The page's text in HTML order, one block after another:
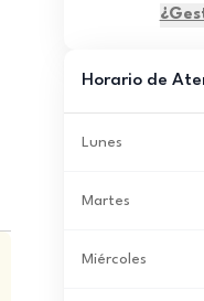
Horario de
Lunes
Martes
Miércoles